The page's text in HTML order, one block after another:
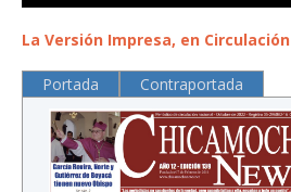
La Versión Impresa, en Circulación
Portada Contraportada